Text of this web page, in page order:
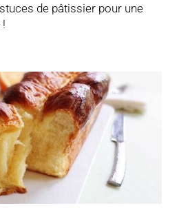
de pâtissier pour une